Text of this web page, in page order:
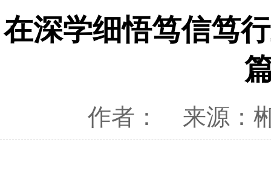
在深学细悟笃信笃
作者： 来源：